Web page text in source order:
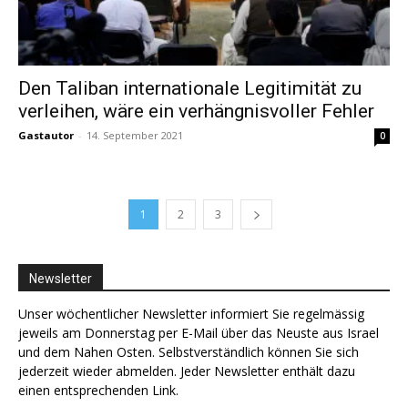
Den Taliban internationale Legitimität zu
verleihen, wäre ein verhängnisvoller Fehler
Gastautor - 14. September 2021 0
1 2 3
Newsletter
Unser wöchentlicher Newsletter informiert Sie regelmässig
jeweils am Donnerstag per E-Mail über das Neuste aus Israel
und dem Nahen Osten. Selbstverständlich können Sie sich
jederzeit wieder abmelden. Jeder Newsletter enthält dazu
einen entsprechenden Link.